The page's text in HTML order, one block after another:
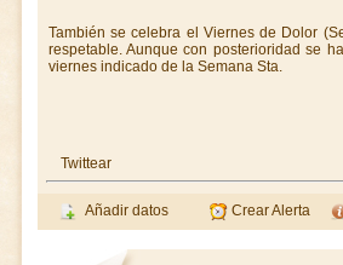
También se celebra el Viernes de Dolor
respetable. Aunque con posterioridad se
viernes indicado de la Semana Sta.
Twittear
Añadir datos Crear Alerta